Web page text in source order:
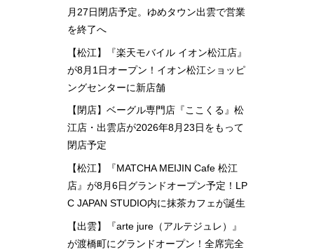
月27日閉店予定。ゆめタウン出雲で営業
を終了へ
【松江】『楽天モバイル イオン松江店』
が8月1日オープン！イオン松江ショッピ
ングセンターに新店舗
【閉店】ベーグル専門店『ここくる』松
江店・出雲店が2026年8月23日をもって
閉店予定
【松江】『MATCHA MEIJIN Cafe 松江
店』が8月6日グランドオープン予定！LP
C JAPAN STUDIO内に抹茶カフェが誕生
【出雲】『arte jure（アルテジュレ）』
が渡橋町にグランドオープン！全席完全